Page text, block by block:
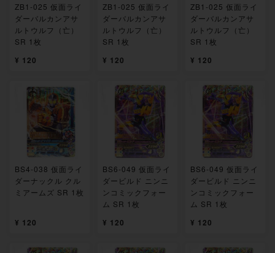
ZB1-025 仮面ライ
ダーバルカンアサ
ルトウルフ（亡）
SR 1枚
¥ 120
ZB1-025 仮面ライ
ダーバルカンアサ
ルトウルフ（亡）
SR 1枚
¥ 120
ZB1-025 仮面ライ
ダーバルカンアサ
ルトウルフ（亡）
SR 1枚
¥ 120
BS4-038 仮面ライ
ダーナックル クル
ミアームズ SR 1枚
¥ 120
BS6-049 仮面ライ
ダービルド ニンニ
ンコミックフォー
ム SR 1枚
¥ 120
BS6-049 仮面ライ
ダービルド ニンニ
ンコミックフォー
ム SR 1枚
¥ 120